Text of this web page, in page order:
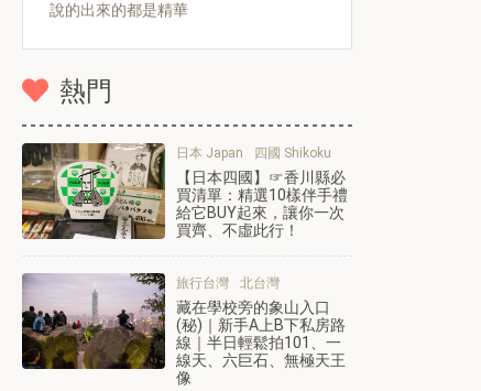
說的出來的都是精華
熱門
日本 Japan 四國 Shikoku
【日本四國】☞香川縣必
買清單：精選10樣伴手禮
給它BUY起來，讓你一次
買齊、不虛此行！
旅行台灣 北台灣
藏在學校旁的象山入口
(秘)｜新手A上B下私房路
線｜半日輕鬆拍101、一
線天、六巨石、無極天王
像